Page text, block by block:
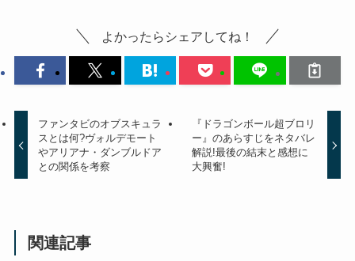
よかったらシェアしてね！
ファンタビのオブスキュラ
スとは何?ヴォルデモート
やアリアナ・ダンブルドア
との関係を考察
『ドラゴンボール超ブロリ
ー』のあらすじをネタバレ
解説!最後の結末と感想に
大興奮!
関連記事